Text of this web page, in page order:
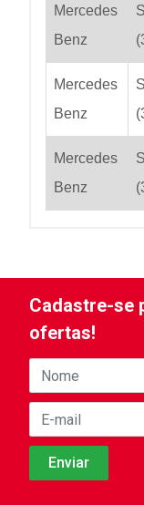
Mercedes
Benz
Mercedes
Benz
Mercedes
Benz
Cadastre-se
ofertas!